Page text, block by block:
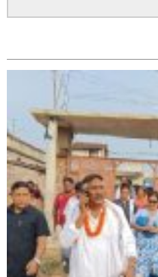
सिराहा-२ मा संजय यादव भिड्ने !